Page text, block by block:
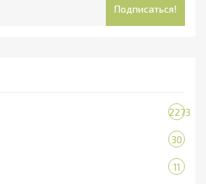
Подписаться!
2273
30
11